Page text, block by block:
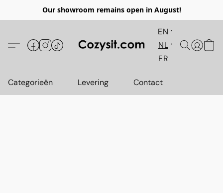
Our showroom remains open in August!
EN
NL
FR
Categorieën Levering Contact